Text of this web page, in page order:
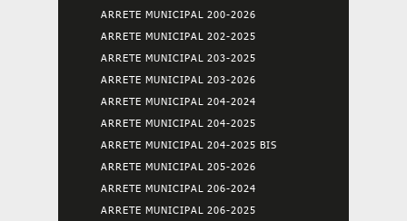
ARRETE MUNICIPAL 200-2026
ARRETE MUNICIPAL 202-2025
ARRETE MUNICIPAL 203-2025
ARRETE MUNICIPAL 203-2026
ARRETE MUNICIPAL 204-2024
ARRETE MUNICIPAL 204-2025
ARRETE MUNICIPAL 204-2025 BIS
ARRETE MUNICIPAL 205-2026
ARRETE MUNICIPAL 206-2024
ARRETE MUNICIPAL 206-2025